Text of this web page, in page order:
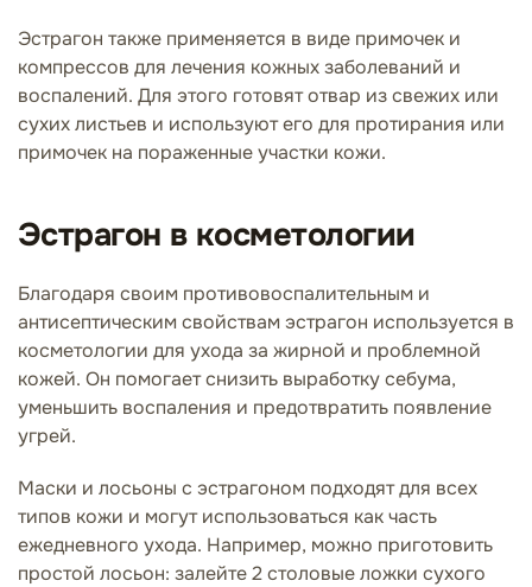
Эстрагон также применяется в виде примочек и
компрессов для лечения кожных заболеваний и
воспалений. Для этого готовят отвар из свежих или
сухих листьев и используют его для протирания или
примочек на пораженные участки кожи.
Эстрагон в косметологии
Благодаря своим противовоспалительным и
антисептическим свойствам эстрагон используется в
косметологии для ухода за жирной и проблемной
кожей. Он помогает снизить выработку себума,
уменьшить воспаления и предотвратить появление
угрей.
Маски и лосьоны с эстрагоном подходят для всех
типов кожи и могут использоваться как часть
ежедневного ухода. Например, можно приготовить
простой лосьон: залейте 2 столовые ложки сухого